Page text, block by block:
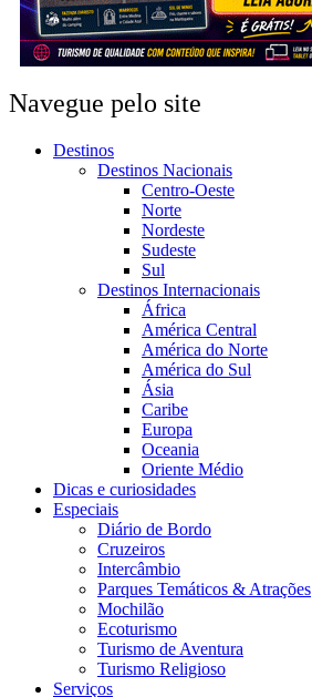
Navegue pelo site
Destinos
Destinos Nacionais
Centro-Oeste
Norte
Nordeste
Sudeste
Sul
Destinos Internacionais
África
América Central
América do Norte
América do Sul
Ásia
Caribe
Europa
Oceania
Oriente Médio
Dicas e curiosidades
Especiais
Diário de Bordo
Cruzeiros
Intercâmbio
Parques Temáticos & Atrações
Mochilão
Ecoturismo
Turismo de Aventura
Turismo Religioso
Serviços